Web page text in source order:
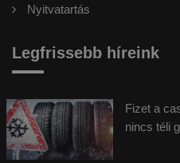
Nyitvatartás
Legfrissebb híreink
Fizet a
nincs téli